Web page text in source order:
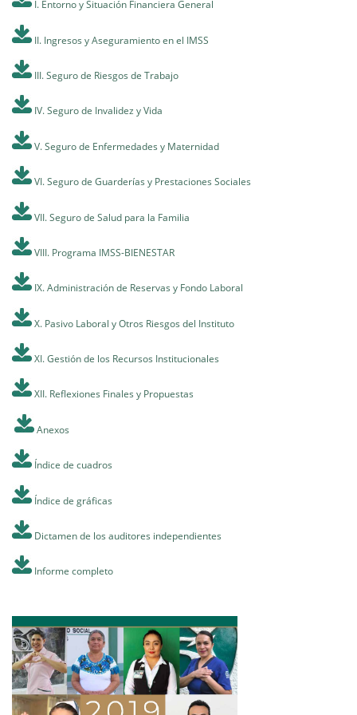
I. Entorno y Situación Financiera General
II. Ingresos y Aseguramiento en el IMSS
III. Seguro de Riesgos de Trabajo
IV. Seguro de Invalidez y Vida
V. Seguro de Enfermedades y Maternidad
VI. Seguro de Guarderías y Prestaciones Sociales
VII. Seguro de Salud para la Familia
VIII. Programa IMSS-BIENESTAR
IX. Administración de Reservas y Fondo Laboral
X. Pasivo Laboral y Otros Riesgos del Instituto
XI. Gestión de los Recursos Institucionales
XII. Reflexiones Finales y Propuestas
Anexos
Índice de cuadros
Índice de gráficas
Dictamen de los auditores independientes
Informe completo